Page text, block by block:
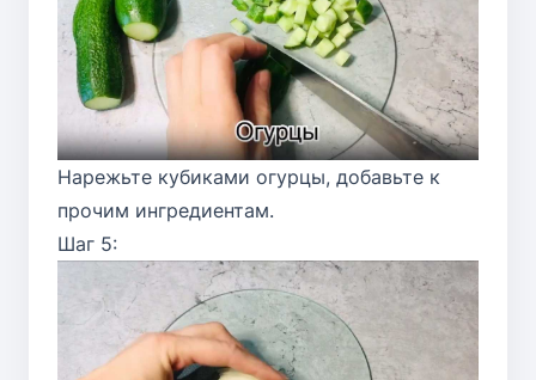
Нарежьте кубиками огурцы, добавьте к
прочим ингредиентам.
Шаг 5: